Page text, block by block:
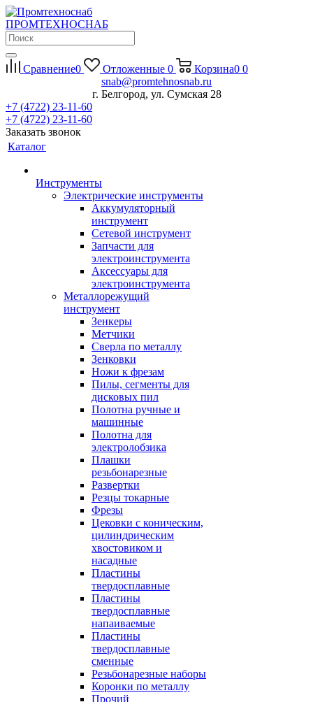
ПРОМТЕХНОСНАБ
Сравнение0 Отложенные 0 Корзина0 0
snab@promtehnosnab.ru
г. Белгород, ул. Сумская 28
+7 (4722) 23-11-60
+7 (4722) 23-11-60
Заказать звонок
Каталог
Инструменты
Электрические инструменты
Аккумуляторный
инструмент
Сетевой инструмент
Запчасти для
электроинструмента
Аксессуары для
электроинструмента
Металлорежущий
инструмент
Зенкеры
Метчики
Сверла по металлу
Зенковки
Ножи к фрезам
Пилы, сегменты для
дисковых пил
Полотна ручные и
машинные
Полотна для
электролобзика
Плашки
резьбонарезные
Развертки
Резцы токарные
Фрезы
Цековки с коническим,
цилиндрическим
хвостовиком и
насадные
Пластины
твердосплавные
Пластины
твердосплавные
напаиваемые
Пластины
твердосплавные
сменные
Резьбонарезные наборы
Коронки по металлу
Прочий